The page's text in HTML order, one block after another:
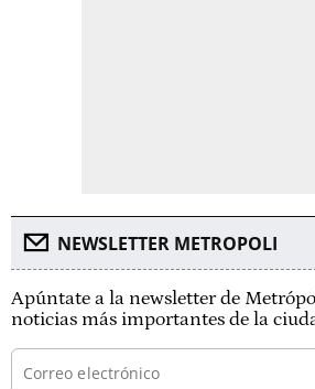
NEWSLETTER METROPOLI
Apúntate a la newsletter de
noticias más importantes de la